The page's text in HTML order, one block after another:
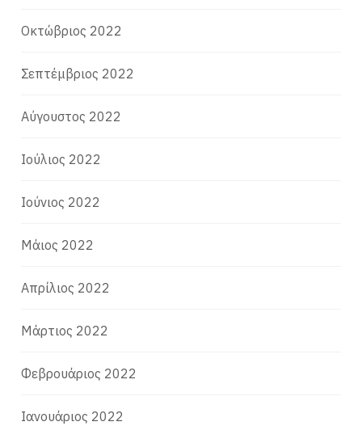
Οκτώβριος 2022
Σεπτέμβριος 2022
Αύγουστος 2022
Ιούλιος 2022
Ιούνιος 2022
Μάιος 2022
Απρίλιος 2022
Μάρτιος 2022
Φεβρουάριος 2022
Ιανουάριος 2022